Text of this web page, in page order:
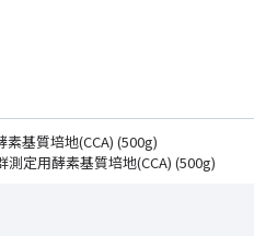
基質培地(CCA) (500g)
測定用酵素基質培地(CCA) (500g)